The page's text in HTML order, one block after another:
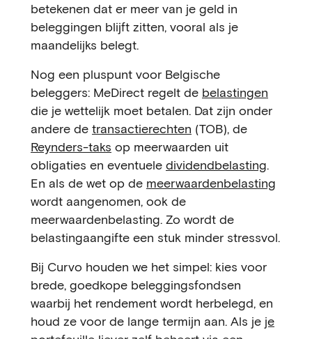
betekenen dat er meer van je geld in
beleggingen blijft zitten, vooral als je
maandelijks belegt.
Nog een pluspunt voor Belgische
beleggers: MeDirect regelt de belastingen
die je wettelijk moet betalen. Dat zijn onder
andere de transactierechten (TOB), de
Reynders-taks op meerwaarden uit
obligaties en eventuele dividendbelasting.
En als de wet op de meerwaardenbelasting
wordt aangenomen, ook de
meerwaardenbelasting. Zo wordt de
belastingaangifte een stuk minder stressvol.
Bij Curvo houden we het simpel: kies voor
brede, goedkope beleggingsfondsen
waarbij het rendement wordt herbelegd, en
houd ze voor de lange termijn aan. Als je je